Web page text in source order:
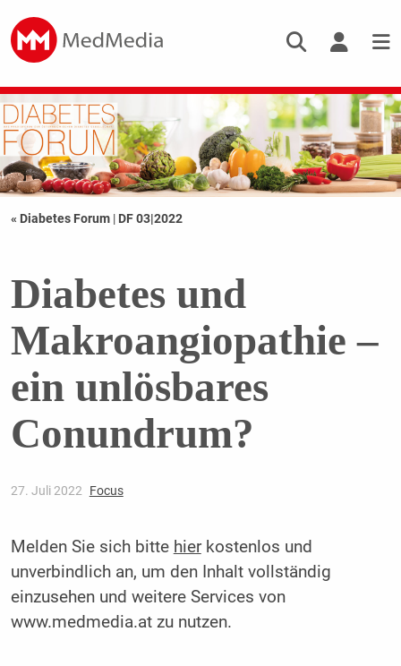
« Diabetes Forum | DF 03|2022
Diabetes und
Makroangiopathie –
ein unlösbares
Conundrum?
27. Juli 2022 Focus
Melden Sie sich bitte hierkostenlos und
unverbindlich an, um den Inhalt vollständig
einzusehen und weitere Services von
www.medmedia.at zu nutzen.